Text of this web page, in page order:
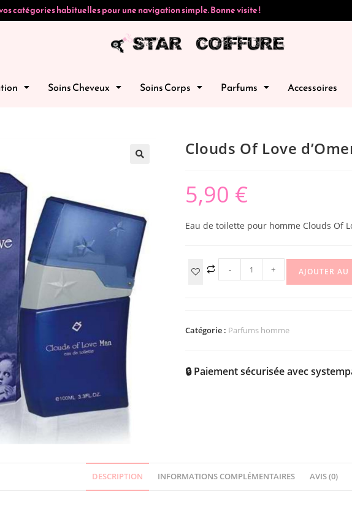
catégories habituelles pour une navigation simple. Bonne visite !
Soins Cheveux Soins Corps Parfums Accessoires
Clouds Of Love
5,90 €
Eau de toilette pour homme Clouds Of
- + AJOUTER AU
Catégorie : Parfums homme
🔒 Paiement sécurisée avec
DESCRIPTION INFORMATIONS COMPLÉMENTAIRES AVIS (0)